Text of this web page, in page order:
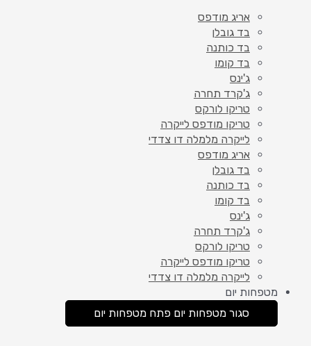
אריג מודפס
בד גובלן
בד כותנה
בד קומו
ג'ינס
ג'קרד תחרה
טריקו לורקס
טריקו מודפס לייקרה
לייקרה מלמלה דו צדדי
אריג מודפס
בד גובלן
בד כותנה
בד קומו
ג'ינס
ג'קרד תחרה
טריקו לורקס
טריקו מודפס לייקרה
לייקרה מלמלה דו צדדי
מטפחות יום
סגור מטפחות יום פתח מטפחות יום